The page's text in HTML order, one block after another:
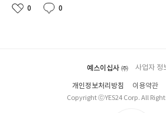
는 다른 동물과 식물 등등.. 많은 사물들은 자신들이 왜 이런 경험을
시 돌아올수 없는 결과를 알고 있지만 인간
정도로 엉망이다. 뉴스에서 접하는 사례만 보아도 알수 있다. 아이들
은 예전부터 가지고 있었지만 그냥 생각만 가지
보면서 구체적인 통계와 데이타 그리고 주
인들이 되고 있는지 보여준다. 그리고 이시형 박사의 최대장점은 항
좋
0
댓
0
작
예스이십사 ㈜ 사업자 정
개인정보처리방침 이용약관
Copyright ⓒYES24 Corp. All